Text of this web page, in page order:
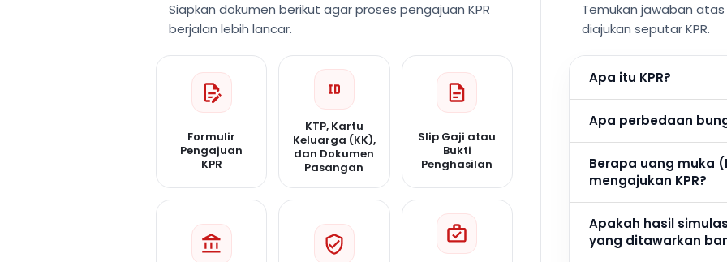
Siapkan dokumen berikut agar proses pengajuan KPR
berjalan lebih lancar.
Formulir
Pengajuan
KPR
KTP, Kartu
Keluarga (KK),
dan Dokumen
Pasangan
Slip Gaji atau
Bukti
Penghasilan
Temukan jawaban
diajukan seputar KPR.
Apa itu KPR?
Apa perbedaan
Berapa uang muka
mengajukan KPR?
Apakah hasil
yang ditawarkan